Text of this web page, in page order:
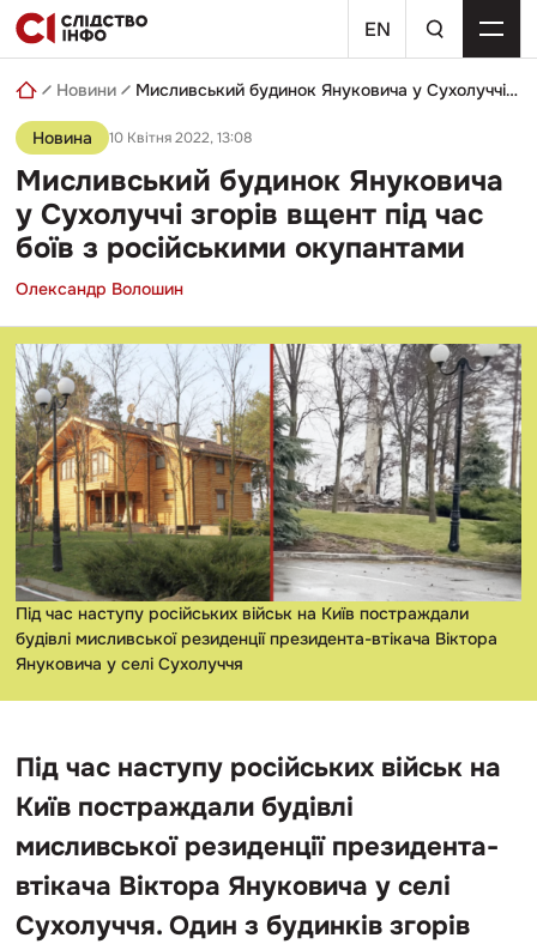
Skip
to
content
EN
пошуковий
запит
Новини Мисливський будинок Януковича у Сухолуччі згорів вщент під час боїв з російськими окупантами
Новина 10 Квітня 2022, 13:08
Мисливський будинок Януковича
у Сухолуччі згорів вщент під час
боїв з російськими окупантами
Олександр Волошин
Під час наступу російських військ на Київ постраждали
будівлі мисливської резиденції президента-втікача Віктора
Януковича у селі Сухолуччя
Під час наступу російських військ на
Київ постраждали будівлі
мисливської резиденції президента-
втікача Віктора Януковича у селі
Сухолуччя. Один з будинків згорів